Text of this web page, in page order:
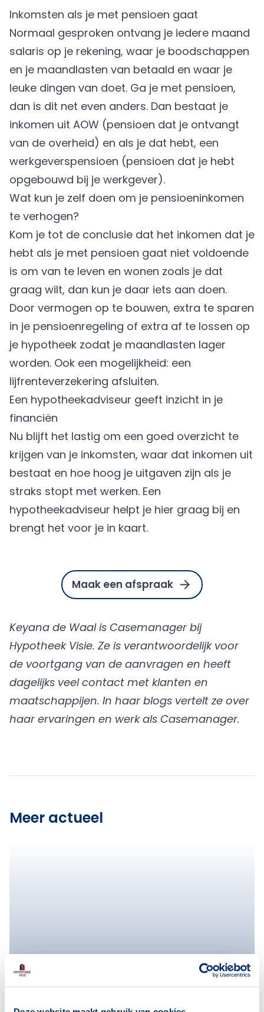
Inkomsten als je met pensioen gaat
Normaal gesproken ontvang je iedere maand
salaris op je rekening, waar je boodschappen
en je maandlasten van betaald en waar je
leuke dingen van doet. Ga je met pensioen,
dan is dit net even anders. Dan bestaat je
inkomen uit AOW (pensioen dat je ontvangt
van de overheid) en als je dat hebt, een
werkgeverspensioen (pensioen dat je hebt
opgebouwd bij je werkgever).
Wat kun je zelf doen om je pensioeninkomen
te verhogen?
Kom je tot de conclusie dat het inkomen dat je
hebt als je met pensioen gaat niet voldoende
is om van te leven en wonen zoals je dat
graag wilt, dan kun je daar iets aan doen.
Door vermogen op te bouwen, extra te sparen
in je pensioenregeling of extra af te lossen op
je hypotheek zodat je maandlasten lager
worden. Ook een mogelijkheid: een
lijfrenteverzekering afsluiten.
Een hypotheekadviseur geeft inzicht in je
financiën
Nu blijft het lastig om een goed overzicht te
krijgen van je inkomsten, waar dat inkomen uit
bestaat en hoe hoog je uitgaven zijn als je
straks stopt met werken. Een
hypotheekadviseur helpt je hier graag bij en
brengt het voor je in kaart.
Maak een afspraak
Keyana de Waal is Casemanager bij
Hypotheek Visie. Ze is verantwoordelijk voor
de voortgang van de aanvragen en heeft
dagelijks veel contact met klanten en
maatschappijen. In haar blogs vertelt ze over
haar ervaringen en werk als Casemanager.
Meer actueel